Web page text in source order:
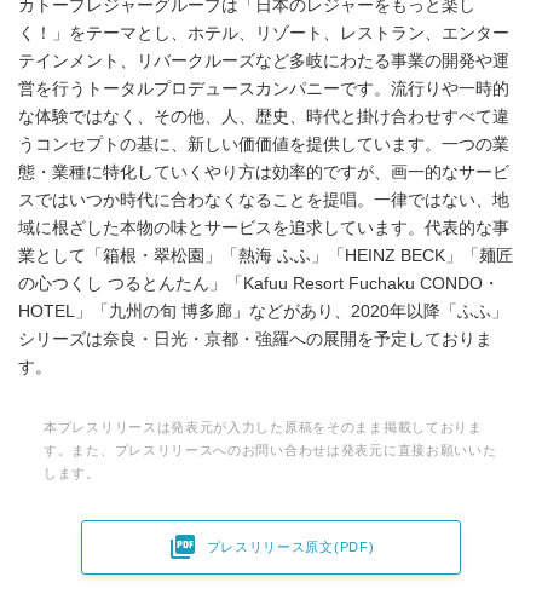
カトープレジャーグループは「日本のレジャーをもっと楽し
く！」をテーマとし、ホテル、リゾート、レストラン、エンター
テインメント、リバークルーズなど多岐にわたる事業の開発や運
営を行うトータルプロデュースカンパニーです。流行りや一時的
な体験ではなく、その他、人、歴史、時代と掛け合わせすべて違
うコンセプトの基に、新しい価価値を提供しています。一つの業
態・業種に特化していくやり方は効率的ですが、画一的なサービ
スではいつか時代に合わなくなることを提唱。一律ではない、地
域に根ざした本物の味とサービスを追求しています。代表的な事
業として「箱根・翠松園」「熱海 ふふ」「HEINZ BECK」「麺匠
の心つくし つるとんたん」「Kafuu Resort Fuchaku CONDO・
HOTEL」「九州の旬 博多廊」などがあり、2020年以降「ふふ」
シリーズは奈良・日光・京都・強羅への展開を予定しておりま
す。
本プレスリリースは発表元が入力した原稿をそのまま掲載しておりま
す。また、プレスリリースへのお問い合わせは発表元に直接お願いいた
します。
 プレスリリース原文(PDF)
English